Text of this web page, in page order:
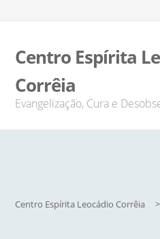
Centro Espírita
Corrêia
Evangelização, Cura e
Centro Espírita Leocádio Corrêia >